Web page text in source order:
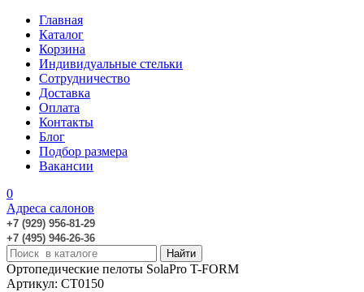
Главная
Каталог
Корзина
Индивидуальные стельки
Сотрудничество
Доставка
Оплата
Контакты
Блог
Подбор размера
Вакансии
0
Адреса салонов
+7 (929) 956-81-29
+7 (495) 946-26-36
Ортопедические пелоты SolaPro T-FORM
Артикул: CT0150